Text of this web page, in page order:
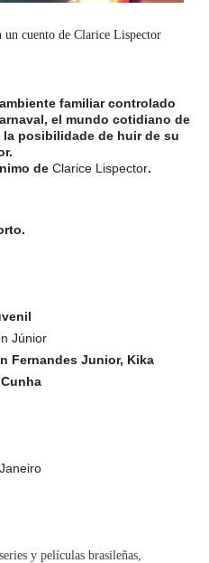
cuento de Clarice Lispector
familiar controlado
el mundo cotidiano de
posibilidade de huir de su
de Clarice Lispector.
Júnior
Fernandes Junior, Kika
y películas brasileñas,